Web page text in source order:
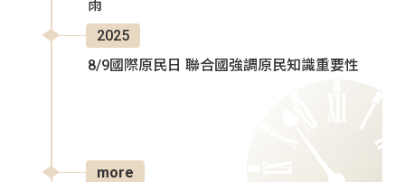
雨
2025
8/9國際原民日 聯合國強調原民知識重要性
more